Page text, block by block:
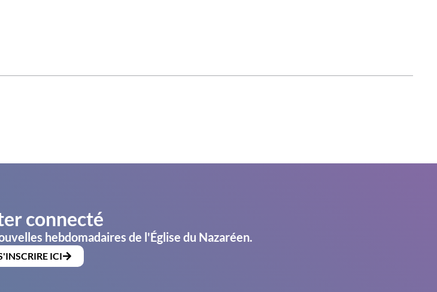
connecté
hebdomadaires de l'Église du Nazaréen.
ICI